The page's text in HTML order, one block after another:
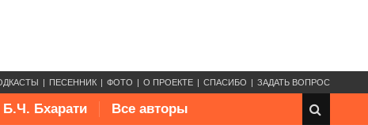
ПЕСЕННИК ФОТО О ПРОЕКТЕ СПАСИБО ЗАДАТЬ ВОПРОС
Бхарати Все авторы